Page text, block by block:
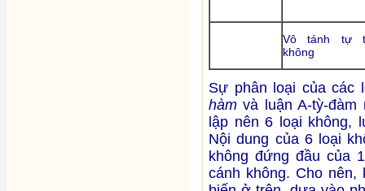
Vô tánh tự
không
Sự phân loại của các
hàm và luận A-tỳ-
lập nên 6 loại không,
Nội dung của 6 loại
không đứng đầu của
cánh không. Cho